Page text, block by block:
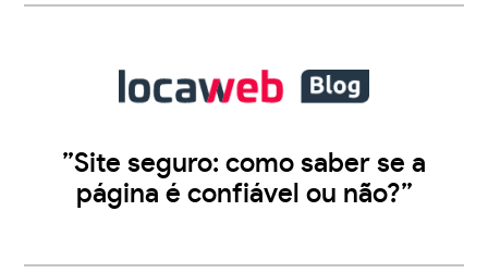
”Site seguro: como saber se a
página é confiável ou não?”